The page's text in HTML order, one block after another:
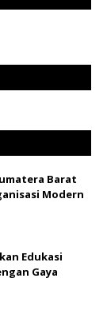
Barat
Modern
Edukasi
Gaya